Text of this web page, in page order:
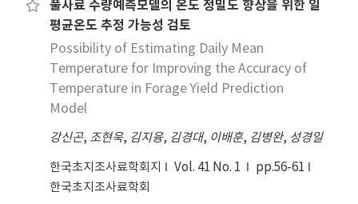
정상기상 및 이상기상의 DMY 예측값 간 차이로 산출
하였다. 정상기상에서 WCM의 DMY 예측값은 지역에
따라 차이가 있으나 15,003~17,517 kg/ha 범위로
나타났다. 이상기온, 이상강수량 및 이상풍속에서
WCM의 DMY 예측 값은 지역 및 각 이상기상 수준에
따라 차이가 있었으며 각각 14,947~17,571 kg/ha,
위로 나타났다. 이상기온, 이상강수량 및 이상풍속에
kg/ha 및 – 112~121 kg/ha 범위로 피해로 판단할
수 없는 수준이었다. WCM의 정확한 피해량을 산출하
풀사료 수량예측모델의 온도 정밀도 향상을 위한 일
평균온도 추정 가능성 검토
Possibility of Estimating Daily Mean
Temperature for Improving the Accuracy of
Temperature in Forage Yield Prediction
Model
강신곤, 조현욱, 김지융, 김경대, 이배훈, 김병완, 성경일
한국초지조사료학회지 Vol. 41 No. 1
pp.56-61
한국초지조사료학회